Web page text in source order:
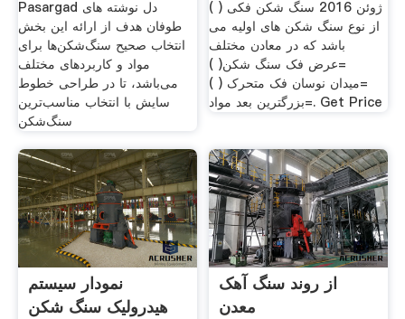
Pasargad دل نوشته های
طوفان هدف از ارائه این بخش
انتخاب صحیح سنگ‌شکن‌ها برای
مواد و کاربردهای مختلف
می‌باشد، تا در طراحی خطوط
سایش با انتخاب مناسب‌ترین
سنگ‌شکن
ژوئن 2016 سنگ شکن فکی ( )
از نوع سنگ شکن های اولیه می
باشد که در معادن مختلف
=عرض فک سنگ شکن( )
=میدان نوسان فک متحرک ( )
=بزرگترین بعد مواد. Get Price
نمودار سیستم
هیدرولیک سنگ شکن
از روند سنگ آهک
معدن